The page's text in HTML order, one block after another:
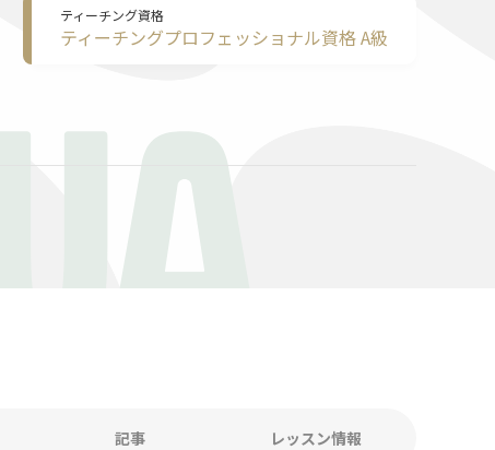
ティーチング資格
ティーチングプロフェッショナル資格 A級
記事 レッスン情報